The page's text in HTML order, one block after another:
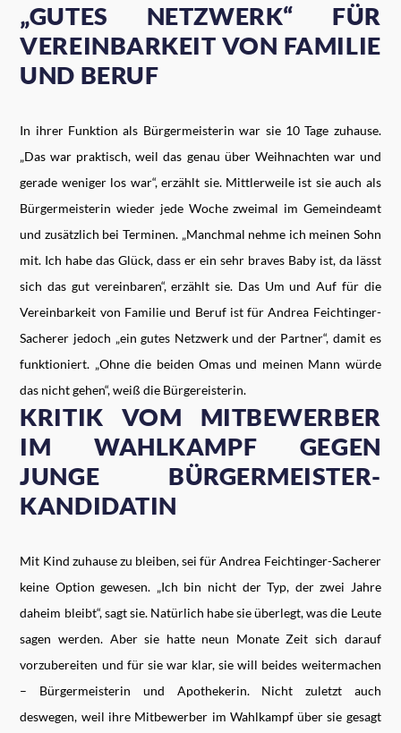
„GUTES NETZWERK“ FÜR
VEREINBARKEIT VON FAMILIE
UND BERUF
In ihrer Funktion als Bürgermeisterin war sie 10 Tage zuhause.
„Das war praktisch, weil das genau über Weihnachten war und
gerade weniger los war“, erzählt sie. Mittlerweile ist sie auch als
Bürgermeisterin wieder jede Woche zweimal im Gemeindeamt
und zusätzlich bei Terminen. „Manchmal nehme ich meinen Sohn
mit. Ich habe das Glück, dass er ein sehr braves Baby ist, da lässt
sich das gut vereinbaren“, erzählt sie. Das Um und Auf für die
Vereinbarkeit von Familie und Beruf ist für Andrea Feichtinger-
Sacherer jedoch „ein gutes Netzwerk und der Partner“, damit es
funktioniert. „Ohne die beiden Omas und meinen Mann würde
das nicht gehen“, weiß die Bürgereisterin.
KRITIK VOM MITBEWERBER
IM WAHLKAMPF GEGEN
JUNGE BÜRGERMEISTER-
KANDIDATIN
Mit Kind zuhause zu bleiben, sei für Andrea Feichtinger-Sacherer
keine Option gewesen. „Ich bin nicht der Typ, der zwei Jahre
daheim bleibt“, sagt sie. Natürlich habe sie überlegt, was die Leute
sagen werden. Aber sie hatte neun Monate Zeit sich darauf
vorzubereiten und für sie war klar, sie will beides weitermachen
– Bürgermeisterin und Apothekerin. Nicht zuletzt auch
deswegen, weil ihre Mitbewerber im Wahlkampf über sie gesagt